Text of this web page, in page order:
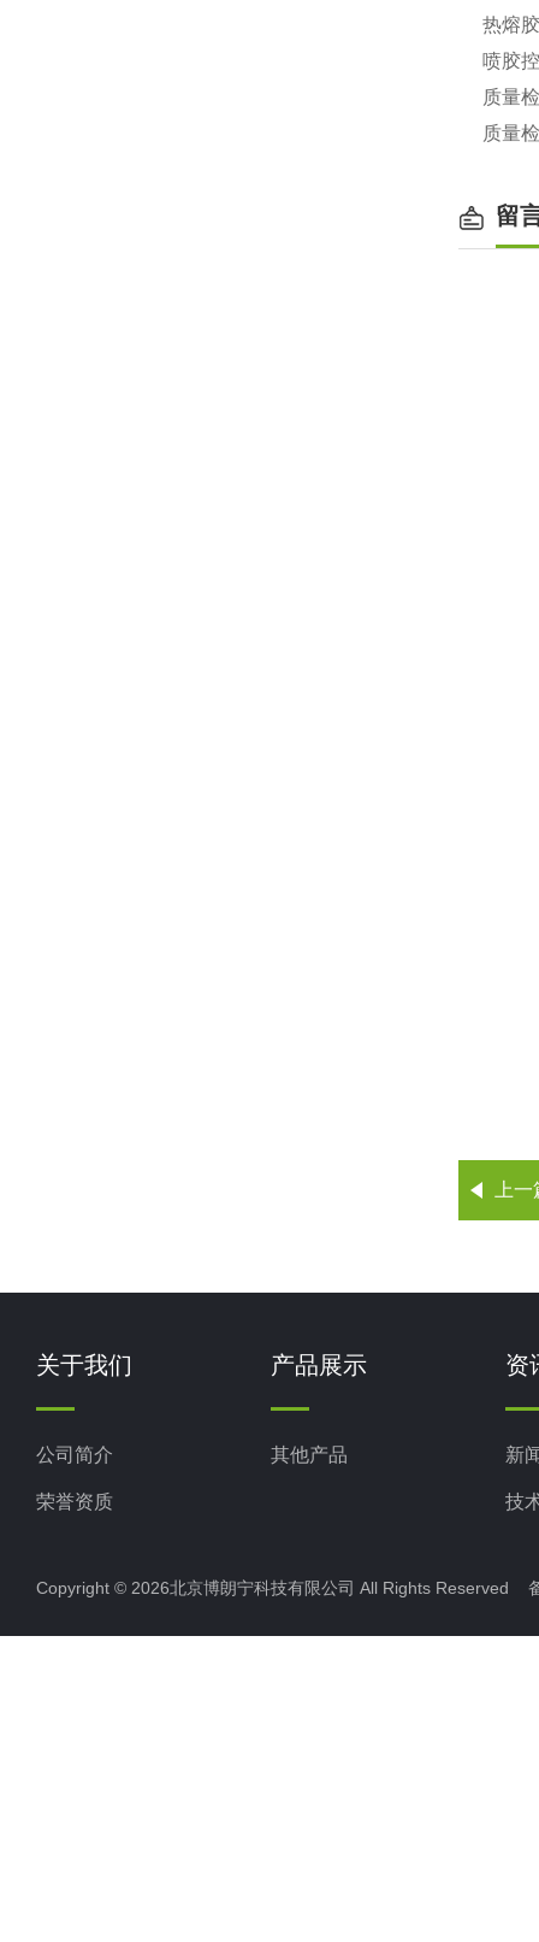
热熔
喷胶
质量
质量
留
上
关于我们
公司简介
荣誉资质
产品展示
其他产品
资
新
技
Copyright © 2026北京博朗宁科技有限公司 All Rights Reserved